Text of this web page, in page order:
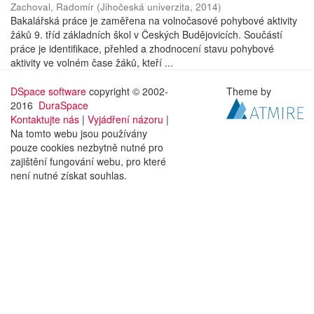
Zachoval, Radomír (Jihočeská univerzita, 2014)
Bakalářská práce je zaměřena na volnočasové pohybové aktivity
žáků 9. tříd základních škol v Českých Budějovicích. Součástí
práce je identifikace, přehled a zhodnocení stavu pohybové
aktivity ve volném čase žáků, kteří ...
DSpace software copyright © 2002-
2016 DuraSpace
Kontaktujte nás | Vyjádření názoru |
Na tomto webu jsou používány
pouze cookies nezbytně nutné pro
zajištění fungování webu, pro které
není nutné získat souhlas.
Theme by